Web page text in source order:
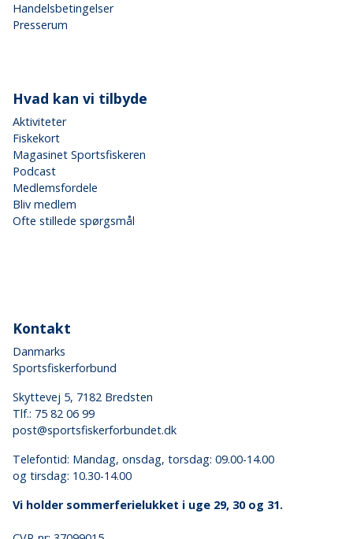
Handelsbetingelser
Presserum
Hvad kan vi tilbyde
Aktiviteter
Fiskekort
Magasinet Sportsfiskeren
Podcast
Medlemsfordele
Bliv medlem
Ofte stillede spørgsmål
Kontakt
Danmarks
Sportsfiskerforbund
Skyttevej 5, 7182 Bredsten
Tlf.: 75 82 06 99
post@sportsfiskerforbundet.dk
Telefontid: Mandag, onsdag, torsdag: 09.00-14.00
og tirsdag: 10.30-14.00
Vi holder sommerferielukket i uge 29, 30 og 31.